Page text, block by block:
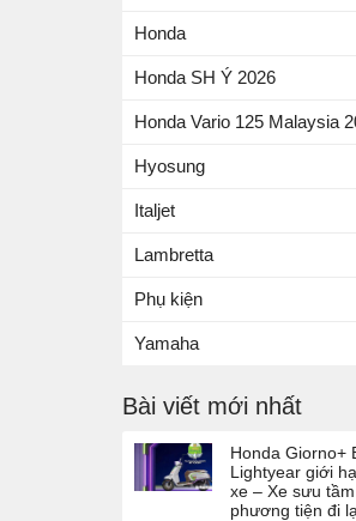
Honda
Honda SH Ý 2026
Honda Vario 125 Malaysia
Hyosung
Italjet
Lambretta
Phụ kiện
Yamaha
Bài viết mới nhất
Honda Giorno+
Lightyear giới
xe – Xe sưu
phương tiện đi